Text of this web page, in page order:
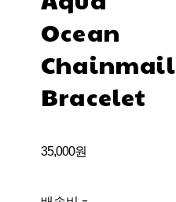
Ocean
Chainmail
Bracelet
35,000원